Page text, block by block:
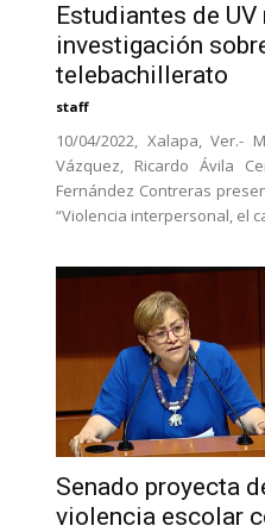
Estudiantes de UV
investigación
telebachillerato
staff
10/04/2022, Xalapa, Ver.-
Vázquez, Ricardo Ávila
Fernández Contreras
“Violencia interpersonal, el
Senado proyecta
violencia escolar